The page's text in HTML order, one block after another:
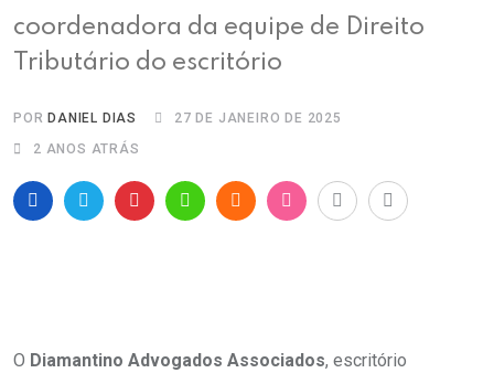
coordenadora da equipe de Direito
Tributário do escritório
POR DANIEL DIAS
27 DE JANEIRO DE 2025
2 ANOS ATRÁS
O Diamantino Advogados Associados, escritório